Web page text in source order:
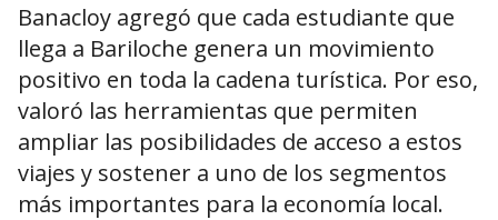
Banacloy agregó que cada estudiante que
llega a Bariloche genera un movimiento
positivo en toda la cadena turística. Por eso,
valoró las herramientas que permiten
ampliar las posibilidades de acceso a estos
viajes y sostener a uno de los segmentos
más importantes para la economía local.